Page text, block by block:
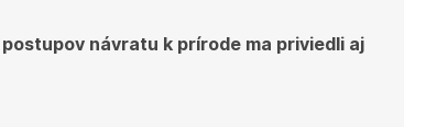
návratu k prírode ma priviedli aj